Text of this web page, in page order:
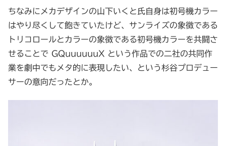
ちなみにメカデザインの山下いくと氏自身は初号機カラー
はやり尽くして飽きていたけど、サンライズの象徴である
トリコロールとカラーの象徴である初号機カラーを共闘さ
せることで GQuuuuuuX という作品での二社の共同作
業を劇中でもメタ的に表現したい、という杉谷プロデュー
サーの意向だったとか。